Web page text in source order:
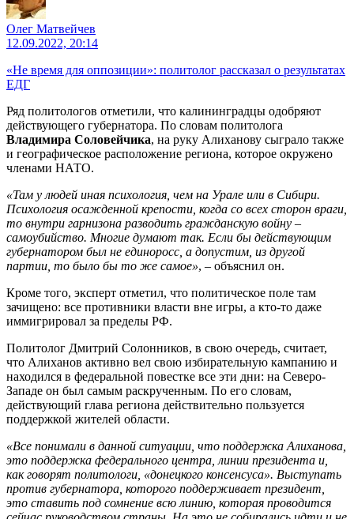
Олег Матвейчев
12.09.2022, 20:14
«Не время для оппозиции»: политолог рассказал о результатах
ЕДГ
Ряд политологов отметили, что калининградцы одобряют
действующего губернатора. По словам политолога
Владимира Соловейчика, на руку Алиханову сыграло также
и географическое расположение региона, которое окружено
членами НАТО.
«Там у людей иная психология, чем на Урале или в Сибири.
Психология осажденной крепости, когда со всех сторон враги,
то внутри гарнизона разводить гражданскую войну –
самоубийство. Многие думают так. Если бы действующим
губернатором был не единоросс, а допустим, из другой
партии, то было бы то же самое», – объяснил он.
Кроме того, эксперт отметил, что политическое поле там
зачищено: все противники власти вне игры, а кто-то даже
иммигрировал за пределы РФ.
Политолог Дмитрий Солонников, в свою очередь, считает,
что Алиханов активно вел свою избирательную кампанию и
находился в федеральной повестке все эти дни: на Северо-
Западе он был самым раскрученным. По его словам,
действующий глава региона действительно пользуется
поддержкой жителей области.
«Все понимали в данной ситуации, что поддержка Алиханова,
это поддержка федерального центра, линии президента и,
как говорят политологи, «донецкого консенсуса». Выступать
против губернатора, которого поддерживает президент,
это ставить под сомнение всю линию, которая проводится